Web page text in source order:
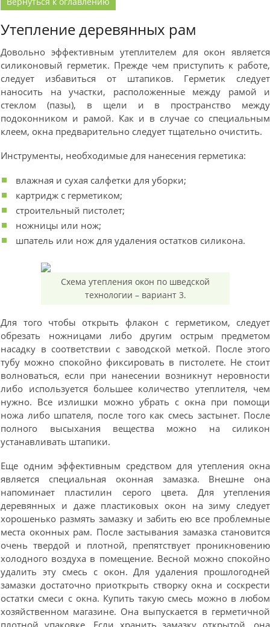
Утепление деревянных рам
Довольно эффективным утеплителем для окон является
силиконовый герметик. Прежде чем приступить к работе,
следует избавиться от штапиков. Герметик следует
наносить на участки, расположенные между рамой и
стеклом (пазы), в щели и в пространство между
подоконником и рамой. Как и в случае со специальным
клеем, окна предварительно следует тщательно очистить.
Инструменты, необходимые для нанесения герметика:
влажная и сухая салфетки для уборки;
картридж с герметиком;
строительный пистолет;
ножницы или нож;
шпатель или нож для удаления остатков силикона.
Схема утепления окон по шведской
технологии – вариант 3.
Для того чтобы открыть флакон с герметиком, следует
обрезать ножницами либо другим острым предметом
насадку в соответствии с заводской меткой. После этого
тубу можно спокойно фиксировать в пистолете. Не стоит
волноваться, если при нанесении возникнут неровности
либо используется большее количество утеплителя, чем
нужно. Все излишки можно убрать с окна при помощи
ножа либо шпателя, после того как смесь застынет. После
полного высыхания вещества можно на силикон
устанавливать штапики.
Еще одним эффективным средством для утепления окна
является специальная оконная замазка. Внешне она
напоминает пластилин серого цвета. Для утепления
деревянных и даже пластиковых окон на зиму следует
хорошенько размять замазку и забить ею все проблемные
места оконных рам. После застывания замазка становится
очень твердой и плотной, препятствует проникновению
холодного воздуха в помещение. Весной можно спокойно
удалить эту смесь с окон. Для удаления прошлогодней
замазки достаточно приоткрыть створку окна и соскрести
остатки смеси с окна. Купить такую смесь можно в любом
хозяйственном магазине. Она выпускается в герметичной
плотной упаковке. Если хранить замазку открытой, она